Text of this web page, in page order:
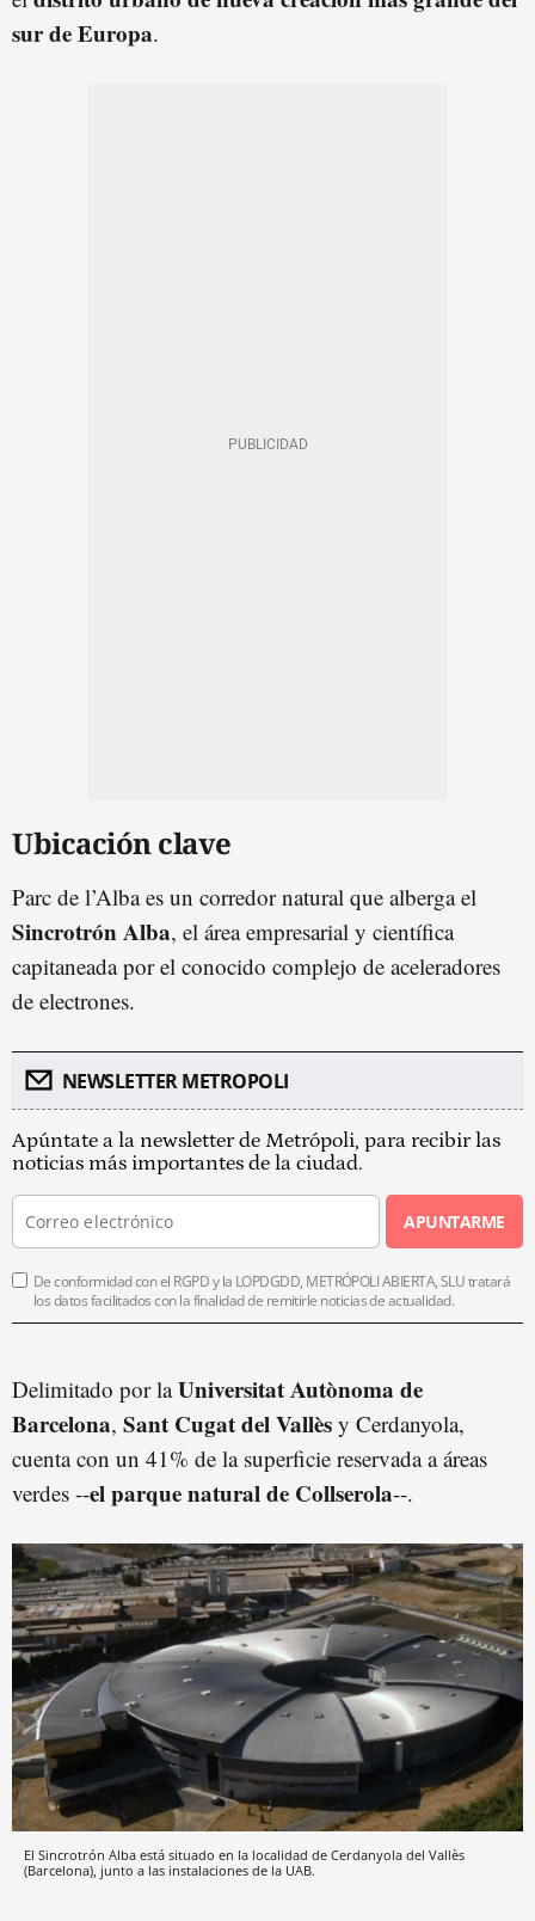
sur de Europa.
Ubicación clave
Parc de l’Alba es un corredor natural que alberga el
Sincrotrón Alba, el área empresarial y científica
capitaneada por el conocido complejo de aceleradores
de electrones.
NEWSLETTER METROPOLI
Apúntate a la newsletter de Metrópoli, para recibir las
noticias más importantes de la ciudad.
APUNTARME
De conformidad con el RGPD y la LOPDGDD, METRÓPOLI ABIERTA, SLU tratará
los datos facilitados con la finalidad de remitirle noticias de actualidad.
Delimitado por laUniversitat Autònoma de
Barcelona, Sant Cugat del Vallès y Cerdanyola,
cuenta con un 41% de la superficie reservada a áreas
verdes --el parque natural de Collserola--.
El Sincrotrón Alba está situado en la localidad de Cerdanyola del Vallès
(Barcelona), junto a las instalaciones de la UAB.